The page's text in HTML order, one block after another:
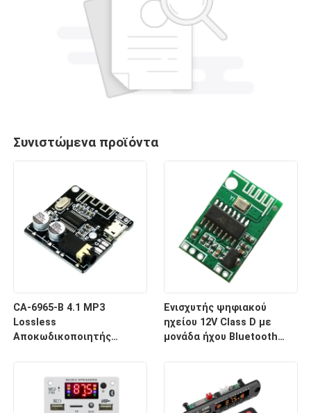
Συνιστώμενα προϊόντα
CA-6965-B 4.1 MP3
Lossless
Αποκωδικοποιητής
Ενισχυτής ψηφιακού
ηχείου 12V Class D με
μονάδα ήχου Bluetooth